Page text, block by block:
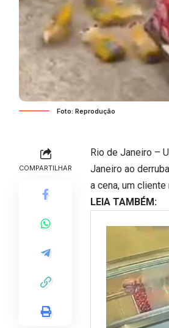
Foto: Reprodução
COMPARTILHAR
Rio de Janeiro –
Janeiro ao
a cena, um
LEIA TAMBÉM: